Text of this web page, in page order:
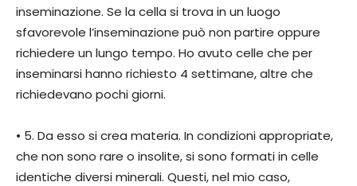
inseminazione. Se la cella si trova in un luogo
sfavorevole l’inseminazione può non partire oppure
richiedere un lungo tempo. Ho avuto celle che per
inseminarsi hanno richiesto 4 settimane, altre che
richiedevano pochi giorni.
• 5. Da esso si crea materia. In condizioni appropriate,
che non sono rare o insolite, si sono formati in celle
identiche diversi minerali. Questi, nel mio caso,